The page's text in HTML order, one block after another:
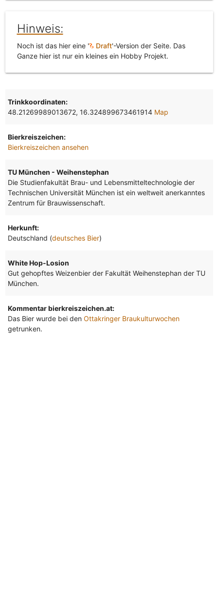
Hinweis:
Noch ist das hier eine ' Draft'-Version der Seite. Das
Ganze hier ist nur ein kleines ein Hobby Projekt.
Trinkkoordinaten:
48.21269989013672, 16.324899673461914 Map
Bierkreiszeichen:
Bierkreiszeichen ansehen
TU München - Weihenstephan
Die Studienfakultät Brau- und Lebensmitteltechnologie der
Technischen Universität München ist ein weltweit anerkanntes
Zentrum für Brauwissenschaft.
Herkunft:
Deutschland (deutsches Bier)
White Hop-Losion
Gut gehopftes Weizenbier der Fakultät Weihenstephan der TU
München.
Kommentar bierkreiszeichen.at:
Das Bier wurde bei den Ottakringer Braukulturwochen
getrunken.